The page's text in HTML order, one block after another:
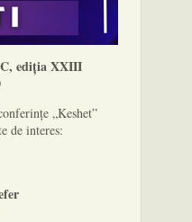
ediția XXIII
„Keshet”
de interes: